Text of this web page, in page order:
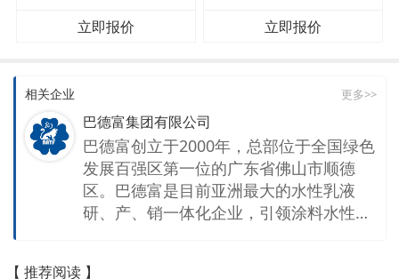
立即报价 立即报价
相关企业 更多>>
巴德富集团有限公司
巴德富创立于2000年，总部位于全国绿色
发展百强区第一位的广东省佛山市顺德
区。巴德富是目前亚洲最大的水性乳液
研、产、销一体化企业，引领涂料水性化
【 推荐阅读 】